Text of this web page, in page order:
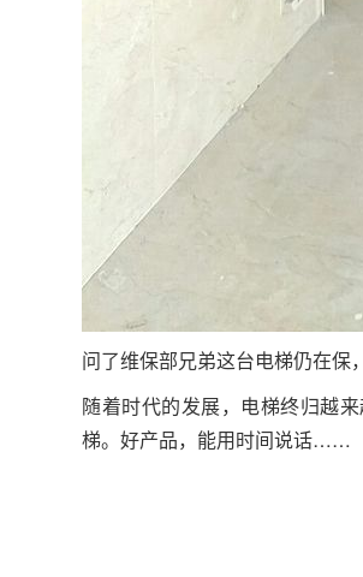
问了维保部兄弟这台电梯仍在
随着时代的发展，电梯终归越
梯。好产品，能用时间说话……